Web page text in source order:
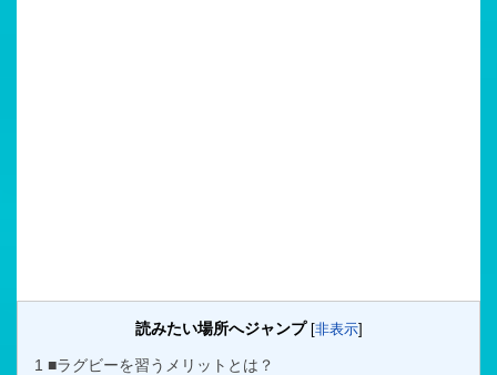
読みたい場所へジャンプ [非表示]
1 ■ラグビーを習うメリットとは？